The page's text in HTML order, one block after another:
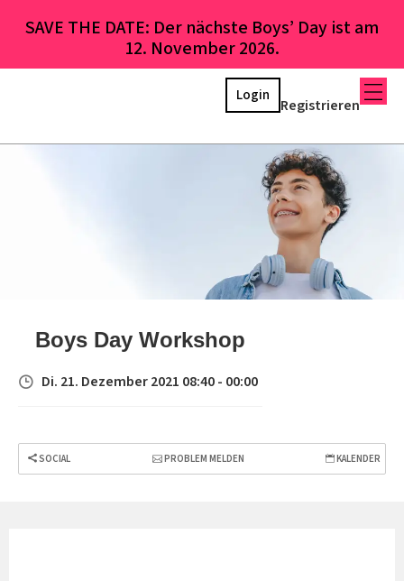
SAVE THE DATE: Der nächste Boys’ Day ist am
12. November 2026.
Registrieren
Login
Boys Day Workshop
Di. 21. Dezember 2021 08:40 - 00:00
SOCIAL PROBLEM MELDEN KALENDER